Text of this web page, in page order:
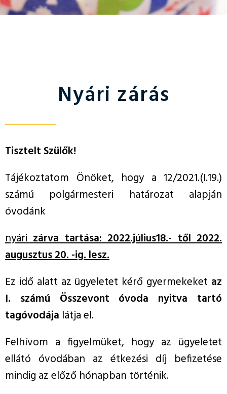
Nyári zárás
Tisztelt Szülők!
Tájékoztatom Önöket, hogy a 12/2021.(I.19.)
számú polgármesteri határozat alapján
óvodánk
nyárizárva tartása: 2022.július18.- től 2022.
augusztus 20. -ig. lesz.
Ez idő alatt az ügyeletet kérő gyermekeket az
I. számú Összevont óvoda nyitva tartó
tagóvodája látja el.
Felhívom a figyelmüket, hogy az ügyeletet
ellátó óvodában az étkezési díj befizetése
mindig az előző hónapban történik.